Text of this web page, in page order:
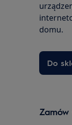
domu.
Do